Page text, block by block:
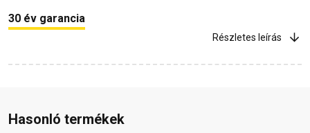
30 év garancia
Részletes leírás
Hasonló termékek